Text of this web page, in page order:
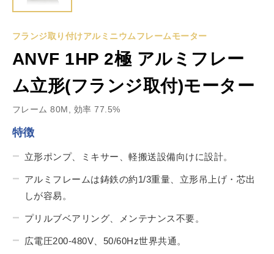
フランジ取り付けアルミニウムフレームモーター
ANVF 1HP 2極 アルミフレー
ム立形(フランジ取付)モーター
フレーム 80M, 効率 77.5%
特徴
立形ポンプ、ミキサー、軽搬送設備向けに設計。
アルミフレームは鋳鉄の約1/3重量、立形吊上げ・芯出
しが容易。
プリルブベアリング、メンテナンス不要。
広電圧200-480V、50/60Hz世界共通。